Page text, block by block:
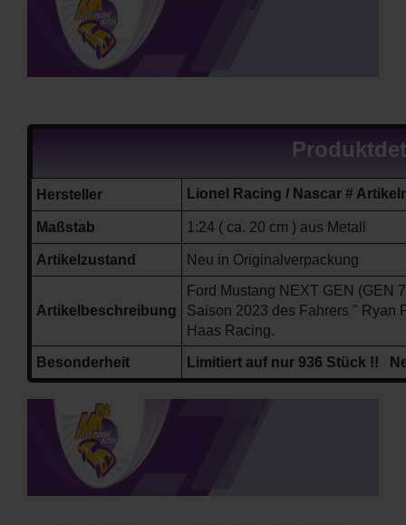
Hersteller Lionel Racing / Nascar #
Maßstab 1:24 ( ca. 20 cm ) aus Metall
Artikelzustand Neu in Originalverpackung
Artikelbeschreibung
Ford Mustang NEXT GEN (GEN
Saison 2023 des Fahrers " Ryan
Haas Racing.
Besonderheit Limitiert auf nur 936 Stück !!